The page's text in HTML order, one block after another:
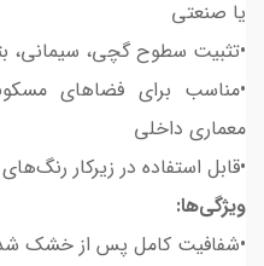
یا صنعتی
•تثبیت سطوح گچی، سیمانی،
•مناسب برای فضاهای
معماری داخلی
•قابل استفاده در زیرکار
ویژگی‌ها:
•شفافیت کامل پس از خشک